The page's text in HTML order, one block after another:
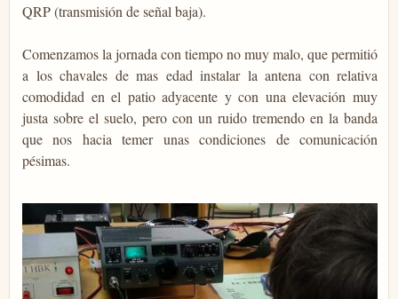
QRP (transmisión de señal baja).
Comenzamos la jornada con tiempo no muy malo, que permitió
a los chavales de mas edad instalar la antena con relativa
comodidad en el patio adyacente y con una elevación muy
justa sobre el suelo, pero con un ruido tremendo en la banda
que nos hacia temer unas condiciones de comunicación
pésimas.